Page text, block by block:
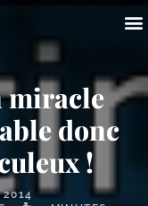
miracle
donc
!